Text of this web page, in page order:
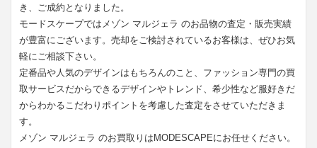
き、ご成約となりました。
モードスケープではメゾン マルジェラ のお品物の査定・販売実績
が豊富にございます。売却をご検討されているお客様は、ぜひお気
軽にご相談下さい。
定番品や人気のデザインはもちろんのこと、ファッション専門の買
取サービスだからできるデザインやトレンド、希少性など服好きだ
からわかるこだわりポイントを考慮した査定をさせていただきま
す。
メゾン マルジェラ のお買取りはMODESCAPEにお任せください。